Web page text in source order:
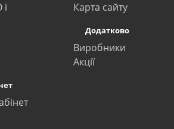
Карта сайту
Додатково
Виробники
Акції